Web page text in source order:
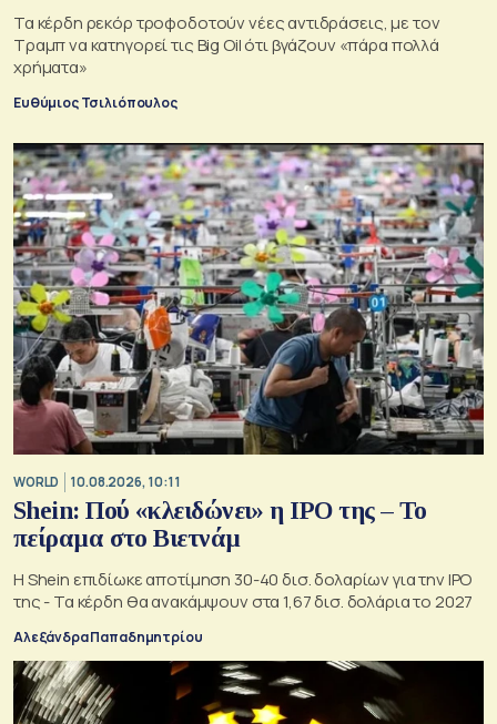
Τα κέρδη ρεκόρ τροφοδοτούν νέες αντιδράσεις, με τον
Τραμπ να κατηγορεί τις Big Oil ότι βγάζουν «πάρα πολλά
χρήματα»
Ευθύμιος Τσιλιόπουλος
WORLD 10.08.2026, 10:11
Shein: Πού «κλειδώνει» η IPO της – Το
πείραμα στο Βιετνάμ
Η Shein επιδίωκε αποτίμηση 30-40 δισ. δολαρίων για την IPO
της - Τα κέρδη θα ανακάμψουν στα 1,67 δισ. δολάρια το 2027
Αλεξάνδρα Παπαδημητρίου